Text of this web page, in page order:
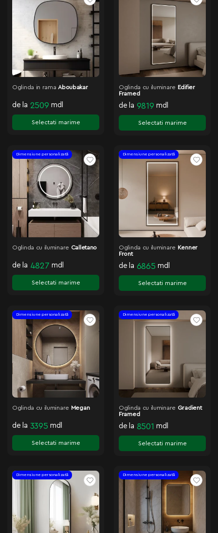
Oglinda in rama Aboubakar
de la 2509 mdl
Selectati marime
Oglinda cu iluminare Edifier
Framed
de la 9819 mdl
Selectati marime
Dimensiune personalizată
Oglinda cu iluminare Calletano
de la 4827 mdl
Selectati marime
Dimensiune personalizată
Oglinda cu iluminare Kenner
Front
de la 6865 mdl
Selectati marime
Dimensiune personalizată
Oglinda cu iluminare Megan
de la 3395 mdl
Selectati marime
Dimensiune personalizată
Oglinda cu iluminare Gradient
Framed
de la 8501 mdl
Selectati marime
Dimensiune personalizată Dimensiune personalizată